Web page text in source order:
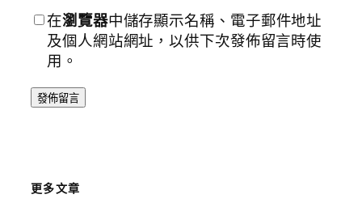
在瀏覽器中儲存顯示名稱、電子郵件地址
及個人網站網址，以供下次發佈留言時使
用。
更多文章